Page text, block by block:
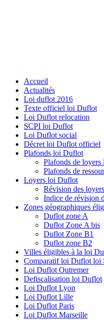
Accueil
Actualités
Loi duflot 2016
Texte officiel loi Duflot
Loi Duflot relocation
SCPI loi Duflot
Loi Duflot social
Décret loi Duflot officiel
Plafonds loi Duflot
Plafonds de
Plafonds de
Loyers loi Duflot
Révision des
Indice de révision
Zones géographiques
Duflot zone A
Duflot Zone A bis
Duflot Zone B1
Duflot zone B2
Villes éligibles à la loi
Comparatif loi Duflot loi
Loi Duflot Outremer
Defiscalisation loi Duflot
Loi Duflot Lyon
Loi Duflot Lille
Loi Duflot Paris
Loi Duflot Marseille